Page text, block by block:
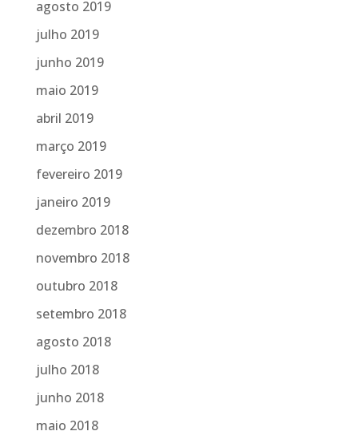
agosto 2019
julho 2019
junho 2019
maio 2019
abril 2019
março 2019
fevereiro 2019
janeiro 2019
dezembro 2018
novembro 2018
outubro 2018
setembro 2018
agosto 2018
julho 2018
junho 2018
maio 2018